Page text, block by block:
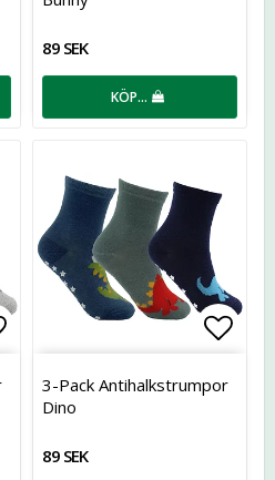
89 SEK
KÖP…
till i favoritlistan
3-Pack Antihalkstrumpor
Dino
89 SEK